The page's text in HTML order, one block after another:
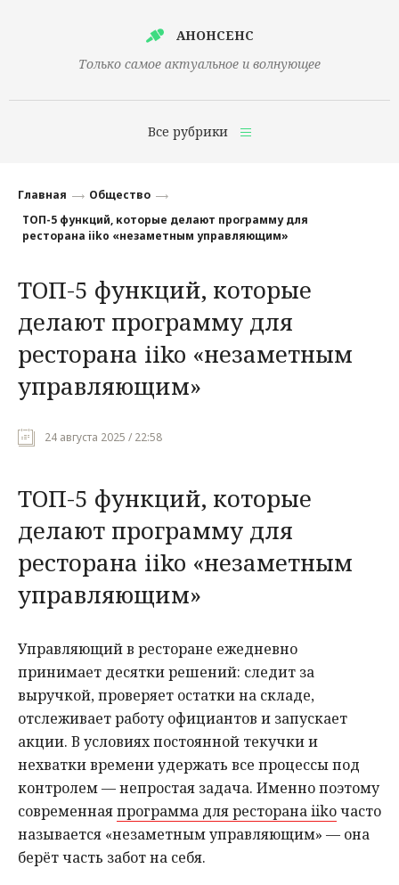
АНОНСЕНС
Только самое актуальное и волнующее
Все рубрики
Финансы
Наука
Культура
Общество
Политика
Мнения
Главная
Общество
ТОП-5 функций, которые делают программу для
ресторана iiko «незаметным управляющим»
ТОП-5 функций, которые
делают программу для
ресторана iiko «незаметным
управляющим»
24 августа 2025 / 22:58
ТОП-5 функций, которые
делают программу для
ресторана iiko «незаметным
управляющим»
Управляющий в ресторане ежедневно
принимает десятки решений: следит за
выручкой, проверяет остатки на складе,
отслеживает работу официантов и запускает
акции. В условиях постоянной текучки и
нехватки времени удержать все процессы под
контролем — непростая задача. Именно поэтому
современнаяпрограмма для ресторана iikoчасто
называется «незаметным управляющим» — она
берёт часть забот на себя.